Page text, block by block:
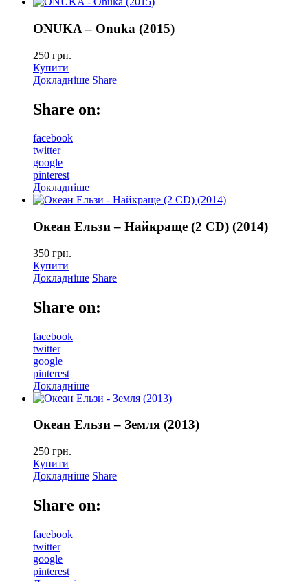
ONUKA – Onuka (2015)
250 грн.
Купити
Докладніше Share
Share on:
facebook
twitter
google
pinterest
Докладніше
Океан Ельзи – Найкраще (2 CD) (2014)
350 грн.
Купити
Докладніше Share
Share on:
facebook
twitter
google
pinterest
Докладніше
Океан Ельзи – Земля (2013)
250 грн.
Купити
Докладніше Share
Share on:
facebook
twitter
google
pinterest